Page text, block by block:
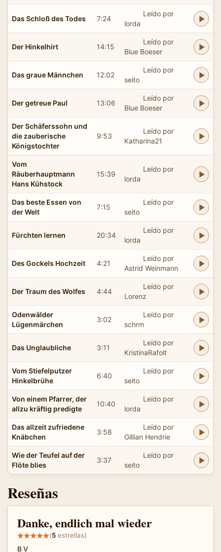
Das Schloß des Todes 7:24
Leído por
lorda
Der Hinkelhirt 14:15
Leído por
Blue Boeser
Das graue Männchen 12:02
Leído por
seito
Der getreue Paul 13:06
Leído por
Blue Boeser
Der Schäferssohn und
die zauberische
Königstochter
9:53
Leído por
Katharina21
Vom
Räuberhauptmann
Hans Kühstock
15:39
Leído por
lorda
Das beste Essen von
der Welt
7:15
Leído por
seito
Fürchten lernen 20:34
Leído por
lorda
Des Gockels Hochzeit 4:21
Leído por
Astrid Weinmann
Der Traum des Wolfes 4:44
Leído por
Lorenz
Odenwälder
Lügenmärchen
3:02
Leído por
schrm
Das Unglaubliche 3:11
Leído por
KristinaRafolt
Vom Stiefelputzer
Hinkelbrühe
6:40
Leído por
seito
Von einem Pfarrer, der
allzu kräftig predigte
10:40
Leído por
lorda
Das allzeit zufriedene
Knäbchen
3:58
Leído por
Gillian Hendrie
Wie der Teufel auf der
Flöte blies
3:37
Leído por
seito
Reseñas
Danke, endlich mal wieder
(5 estrellas)
B V